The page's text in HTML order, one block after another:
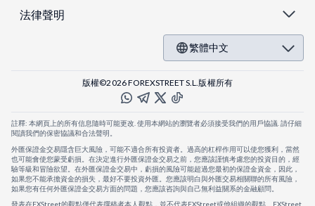
法律聲明
繁體中文
版權©2026 FOREXSTREET S.L.版權所有
註釋: 本網頁上的所有信息隨時可能更改. 使用本網站的瀏覽者必須接受我們的用戶協議. 請仔細
閱讀我們的保密協議和合法聲明。
外匯保證金交易隱含巨大風險，可能不適合所有投資者。過高的杠桿作用可以使您獲利，當然
也可能會使您蒙受虧損。在決定進行外匯保證金交易之前，您應該謹慎考慮您的投資目的，經
驗等級和冒險欲望。在外匯保證金交易中，虧損的風險可能超過您最初的保證金資金，因此，
如果您不能承擔資金的損失，最好不要投資外匯。您應該明白與外匯交易相關聯的所有風險，
如果您有任何外匯保證金交易方面的問題，您應該咨詢與自己無利益關系的金融顧問。
發表在FXStreet的觀點僅代表撰稿者本人觀點，並不代表FXStreet或他組織的觀點。FXStreet